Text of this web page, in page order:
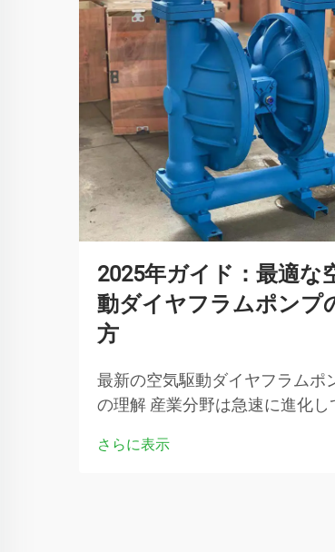
2025年ガイド：最適な
動ダイヤフラムポンプ
方
最新の空気駆動ダイヤフラムポ
の理解 産業分野は急速に進化し
役割があります。空気駆動ダイ
さらに表示